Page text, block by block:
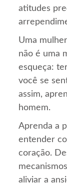
atitudes
Uma
não é uma
esqueça:
você se
assim,
homem.
Aprenda a
entender
coração.
aliviar a